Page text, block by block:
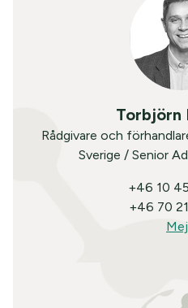
Torbjörn
Rådgivare och
Sverige / Senior
+46 10
+46 70